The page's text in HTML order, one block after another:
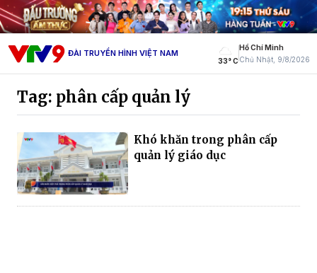
ĐÀI TRUYỀN HÌNH VIỆT NAM
33° C
Hồ Chí Minh
Chủ Nhật, 9/8/2026
Tag: phân cấp quản lý
Khó khăn trong phân cấp
quản lý giáo dục